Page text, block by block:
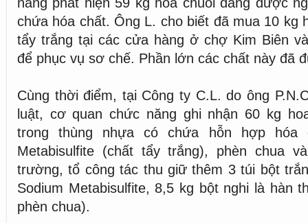
chứa hóa chất. Ông L. cho biết đã mua 10 kg
tẩy trắng tại các cửa hàng ở chợ Kim Biên
để phục vụ sơ chế. Phần lớn các chất này đã
Cùng thời điểm, tại Công ty C.L. do ông
luật, cơ quan chức năng ghi nhận 60 kg
trong thùng nhựa có chứa hỗn hợp hóa
Metabisulfite (chất tẩy trắng), phèn chua
trường, tổ công tác thu giữ thêm 3 túi bột
Sodium Metabisulfite, 8,5 kg bột nghi là hàn
phèn chua).